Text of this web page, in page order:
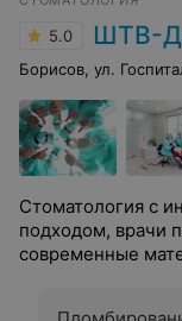
5.0 ШТВ-
Борисов, ул.
Стоматология с
подходом, врачи
современные